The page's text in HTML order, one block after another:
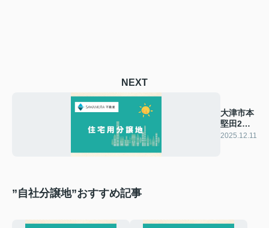
NEXT
大津市本
堅田2丁
目売地
2025.12.11
”自社分譲地”おすすめ記事